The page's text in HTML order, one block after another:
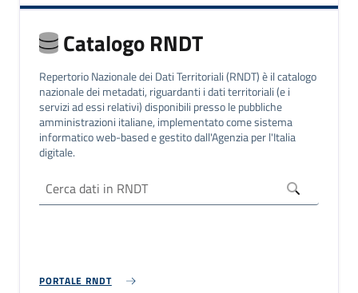
Catalogo RNDT
Repertorio Nazionale dei Dati Territoriali (RNDT) è il catalogo
nazionale dei metadati, riguardanti i dati territoriali (e i
servizi ad essi relativi) disponibili presso le pubbliche
amministrazioni italiane, implementato come sistema
informatico web-based e gestito dall'Agenzia per l'Italia
digitale.
PORTALE RNDT